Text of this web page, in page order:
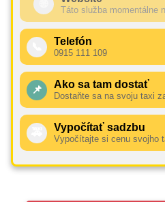
Táto služba momentálne
Telefón
0915 111 109
📌 Ako sa tam dostať
Dostaňte sa na svoju taxi
Vypočítať sadzbu
Vypočítajte si cenu svojho